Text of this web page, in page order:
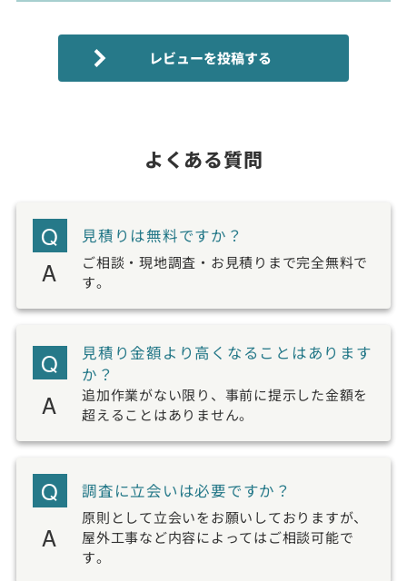
よくある質問
見積りは無料ですか？
ご相談・現地調査・お見積りまで完全無料で
す。
見積り金額より高くなることはあります
か？
追加作業がない限り、事前に提示した金額を
超えることはありません。
調査に立会いは必要ですか？
原則として立会いをお願いしておりますが、
屋外工事など内容によってはご相談可能で
す。